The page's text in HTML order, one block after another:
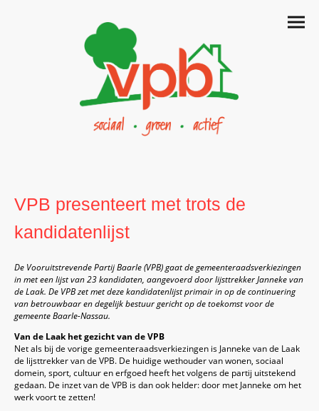
VPB presenteert met trots de
kandidatenlijst
De Vooruitstrevende Partij Baarle (VPB) gaat de gemeenteraadsverkiezingen
in met een lijst van 23 kandidaten, aangevoerd door lijsttrekker Janneke van
de Laak. De VPB zet met deze kandidatenlijst primair in op de continuering
van betrouwbaar en degelijk bestuur gericht op de toekomst voor de
gemeente Baarle-Nassau.
Van de Laak het gezicht van de VPB
Net als bij de vorige gemeenteraadsverkiezingen is Janneke van de Laak
de lijsttrekker van de VPB. De huidige wethouder van wonen, sociaal
domein, sport, cultuur en erfgoed heeft het volgens de partij uitstekend
gedaan. De inzet van de VPB is dan ook helder: door met Janneke om het
werk voort te zetten!